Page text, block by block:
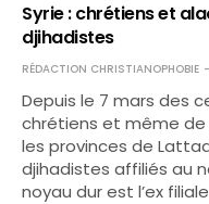
Syrie : chrétiens et
djihadistes
RÉDACTION CHRISTIANOPHOBIE
Depuis le 7 mars des
chrétiens et même
les provinces de
djihadistes affiliés au
noyau dur est l’ex